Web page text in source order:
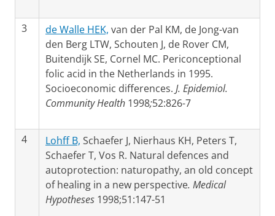
3 de Walle HEK, van der Pal KM, de Jong-van
den Berg LTW, Schouten J, de Rover CM,
Buitendijk SE, Cornel MC. Periconceptional
folic acid in the Netherlands in 1995.
Socioeconomic differences. J. Epidemiol.
Community Health 1998;52:826-7
4 Lohff B, Schaefer J, Nierhaus KH, Peters T,
Schaefer T, Vos R. Natural defences and
autoprotection: naturopathy, an old concept
of healing in a new perspective. Medical
Hypotheses 1998;51:147-51